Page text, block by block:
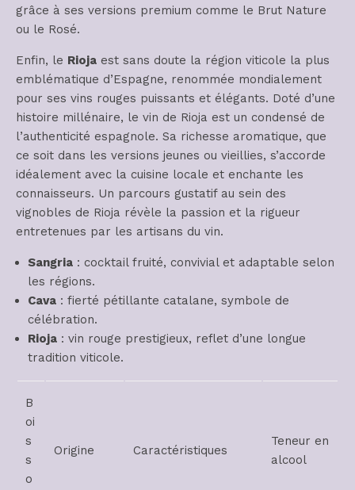
grâce à ses versions premium comme le Brut Nature
ou le Rosé.
Enfin, le Rioja est sans doute la région viticole la plus
emblématique d’Espagne, renommée mondialement
pour ses vins rouges puissants et élégants. Doté d’une
histoire millénaire, le vin de Rioja est un condensé de
l’authenticité espagnole. Sa richesse aromatique, que
ce soit dans les versions jeunes ou vieillies, s’accorde
idéalement avec la cuisine locale et enchante les
connaisseurs. Un parcours gustatif au sein des
vignobles de Rioja révèle la passion et la rigueur
entretenues par les artisans du vin.
Sangria : cocktail fruité, convivial et adaptable selon
les régions.
Cava : fierté pétillante catalane, symbole de
célébration.
Rioja : vin rouge prestigieux, reflet d’une longue
tradition viticole.
B
oi
s
s
o
Origine Caractéristiques
Teneur en
alcool